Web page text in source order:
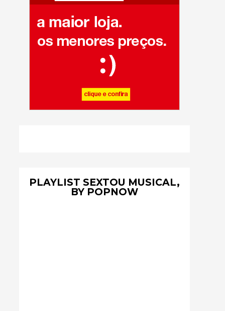
PLAYLIST SEXTOU MUSICAL,
BY POPNOW